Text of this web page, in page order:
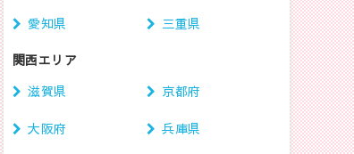
愛知県 三重県
関西エリア
滋賀県
京都府
大阪府 兵庫県